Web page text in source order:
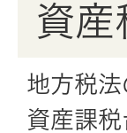
資産
地方税
資産課